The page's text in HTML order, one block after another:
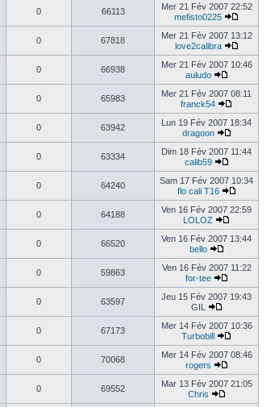
0 66113
Mer 21 Fév 2007 22:52
mefisto0225
0 67818
Mer 21 Fév 2007 13:12
love2calibra
0 66938
Mer 21 Fév 2007 10:46
auludo
0 65983
Mer 21 Fév 2007 08:11
franck54
0 63942
Lun 19 Fév 2007 18:34
dragoon
0 63334
Dim 18 Fév 2007 11:44
calib59
0 64240
Sam 17 Fév 2007 10:34
flo cali T16
0 64188
Ven 16 Fév 2007 22:59
LOLOZ
0 66520
Ven 16 Fév 2007 13:44
bello
0 59863
Ven 16 Fév 2007 11:22
for-tee
0 63597
Jeu 15 Fév 2007 19:43
GIL
0 67173
Mer 14 Fév 2007 10:36
Turbobill
0 70068
Mer 14 Fév 2007 08:46
rogers
0 69552
Mar 13 Fév 2007 21:05
Chris